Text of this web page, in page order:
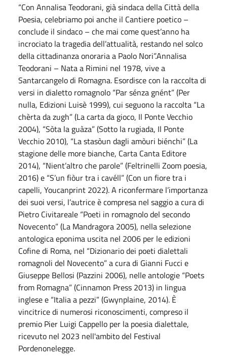
“Con Annalisa Teodorani, già sindaca della Città della
Poesia, celebriamo poi anche il Cantiere poetico –
conclude il sindaco – che mai come quest’anno ha
incrociato la tragedia dell’attualità, restando nel solco
della cittadinanza onoraria a Paolo Nori”.Annalisa
Teodorani – Nata a Rimini nel 1978, vive a
Santarcangelo di Romagna. Esordisce con la raccolta di
versi in dialetto romagnolo “Par sénza gnént” (Per
nulla, Edizioni Luisè 1999), cui seguono la raccolta “La
chèrta da zugh” (La carta da gioco, Il Ponte Vecchio
2004), “Sòta la guàza” (Sotto la rugiada, Il Ponte
Vecchio 2010), “La stasòun dagli amòuri biénchi” (La
stagione delle more bianche, Carta Canta Editore
2014), “Nient’altro che parole” (Feltrinelli Zoom poesia,
2016) e “S’un fiòur tra i cavéll” (Con un fiore tra i
capelli, Youcanprint 2022). A riconfermare l’importanza
dei suoi versi, l’autrice è compresa nel saggio a cura di
Pietro Civitareale “Poeti in romagnolo del secondo
Novecento” (La Mandragora 2005), nella selezione
antologica eponima uscita nel 2006 per le edizioni
Cofine di Roma, nel “Dizionario dei poeti dialettali
romagnoli del Novecento” a cura di Gianni Fucci e
Giuseppe Bellosi (Pazzini 2006), nelle antologie “Poets
from Romagna” (Cinnamon Press 2013) in lingua
inglese e “Italia a pezzi” (Gwynplaine, 2014). È
vincitrice di numerosi riconoscimenti, compreso il
premio Pier Luigi Cappello per la poesia dialettale,
ricevuto nel 2023 nell'ambito del Festival
Pordenonelegge.